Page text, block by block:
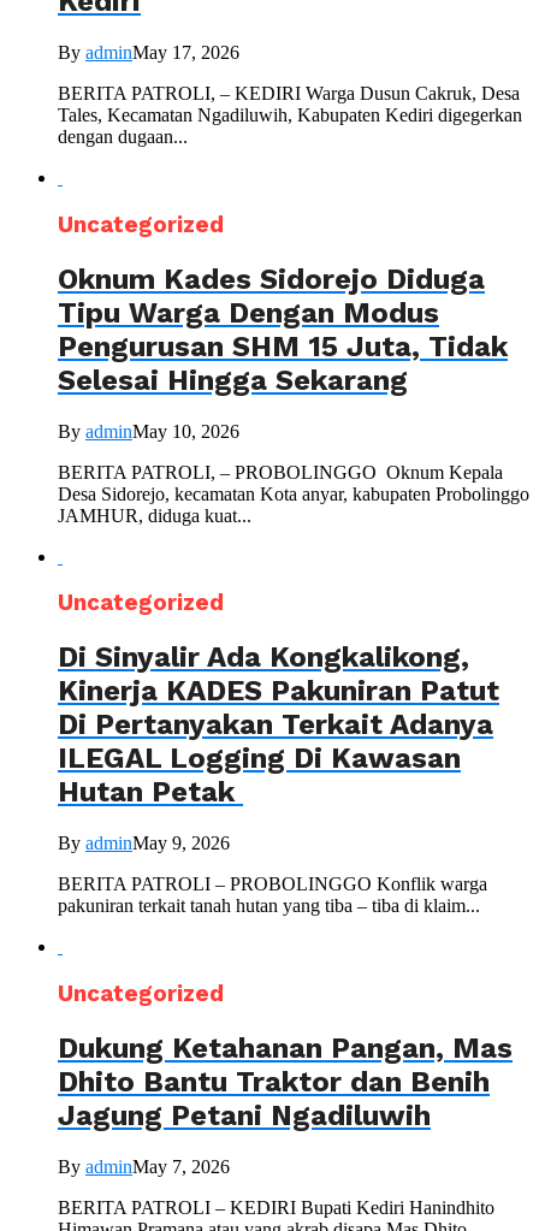
By adminMay 17, 2026
BERITA PATROLI, – KEDIRI Warga Dusun Cakruk, Desa
Tales, Kecamatan Ngadiluwih, Kabupaten Kediri digegerkan
dengan dugaan...
Uncategorized
Oknum Kades Sidorejo Diduga
Tipu Warga Dengan Modus
Pengurusan SHM 15 Juta, Tidak
Selesai Hingga Sekarang
By adminMay 10, 2026
BERITA PATROLI, – PROBOLINGGO Oknum Kepala
Desa Sidorejo, kecamatan Kota anyar, kabupaten Probolinggo
JAMHUR, diduga kuat...
Uncategorized
Di Sinyalir Ada Kongkalikong,
Kinerja KADES Pakuniran Patut
Di Pertanyakan Terkait Adanya
ILEGAL Logging Di Kawasan
Hutan Petak
By adminMay 9, 2026
BERITA PATROLI – PROBOLINGGO Konflik warga
pakuniran terkait tanah hutan yang tiba – tiba di klaim...
Uncategorized
Dukung Ketahanan Pangan, Mas
Dhito Bantu Traktor dan Benih
Jagung Petani Ngadiluwih
By adminMay 7, 2026
BERITA PATROLI – KEDIRI Bupati Kediri Hanindhito